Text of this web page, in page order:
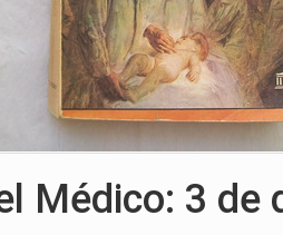
Médico: 3 de